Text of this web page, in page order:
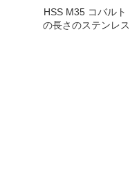
HSS M35 コバルト
の長さのステンレ